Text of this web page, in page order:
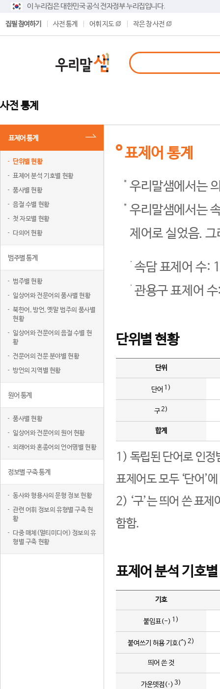
이 누리집은 대한민국 공식 전자정부 누리집입니다.
집필 참여하기 사전 통계 어휘 지도 작은 창 사전
사전 통계
표제어 통계
단위별 현황
표제어 분석 기호별 현황
품사별 현황
음절 수별 현황
첫 자모별 현황
다의어 현황
범주별 통계
범주별 현황
일상어와 전문어의 품사별 현황
북한어, 방언, 옛말 범주의 품사별
현황
일상어와 전문어의 음절 수별 현
황
전문어의 전문 분야별 현황
방언의 지역별 현황
원어 통계
품사별 현황
일상어와 전문어의 원어 현황
외래어와 혼종어의 언어명별 현황
정보별 구축 통계
동사와 형용사의 문형 정보 현황
관련 어휘 정보의 유형별 구축 현
황
다중 매체(멀티미디어) 정보의 유
형별 구축 현황
표제어 통계
우리말샘에서는
우리말샘에서는
제어로 실었음.
속담 표제어 수:
관용구 표제어
단위별 현황
단위
단어 1)
구2)
합계
1) 독립된 단어로 인정
표제어도 모두 ‘단어’
2) ‘구’는 띄어 쓴 표
함함.
표제어 분석 기호
기호
붙임표(-) 1)
붙여쓰기 허용 기호(^) 2)
띄어 쓴 것
가운뎃점(·) 3)